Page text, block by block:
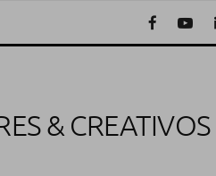
& CREATIVOS